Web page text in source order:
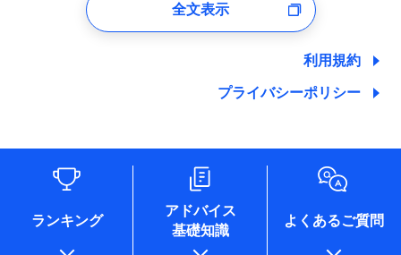
ユーザー登録受付および、管理のため
しくは委託を受けている保険会社・提携会社の保険その他に
た維持管理等の委託業務遂行のため、またそれらに付帯、関
各種セミナーの開催のため
コンサルティングサービスの実施のため
アンケートやキャンペーン等の実施のため
上記に係る案内・手続き・管理等付帯業務を行うため
* 当社が委託を受けている保険会社の情報は、保険会社
全文表示
利用規約
プライバシーポリシー
ランキング
アドバイス
基礎知識
よくあるご質問